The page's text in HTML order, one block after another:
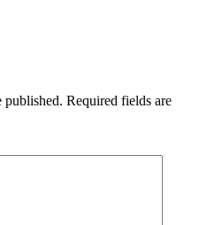
published. Required fields are